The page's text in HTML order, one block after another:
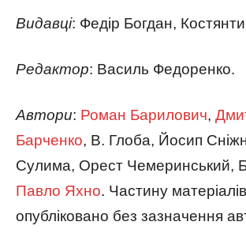
Видавці: Федір Богдан,
Редактор: Василь Федоренко.
Автори: Роман Барилович,
Барченко, В. Глоба, Йосип
Сулима, Орест Чемеринський,
Павло Яхно. Частину матеріалів
опубліковано без зазначення